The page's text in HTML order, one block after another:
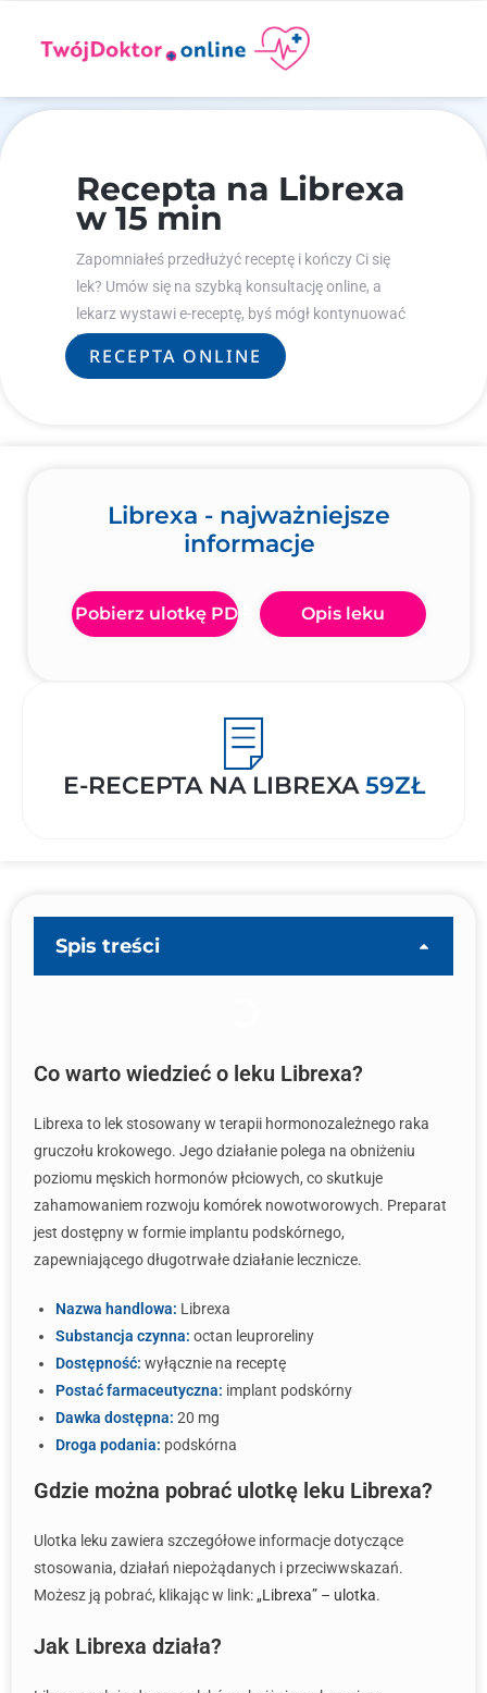
Recepta na Librexa
w 15 min
Zapomniałeś przedłużyć receptę i kończy Ci się
lek? Umów się na szybką konsultację online, a
lekarz wystawi e-receptę, byś mógł kontynuować
leczenie.
RECEPTA ONLINE
Librexa - najważniejsze
informacje
Pobierz ulotkę PDF Opis leku
E-RECEPTA NA LIBREXA59ZŁ
Spis treści
Co warto wiedzieć o leku Librexa?
Librexa to lek stosowany w terapii hormonozależnego raka
gruczołu krokowego. Jego działanie polega na obniżeniu
poziomu męskich hormonów płciowych, co skutkuje
zahamowaniem rozwoju komórek nowotworowych. Preparat
jest dostępny w formie implantu podskórnego,
zapewniającego długotrwałe działanie lecznicze.
Nazwa handlowa: Librexa
Substancja czynna: octan leuproreliny
Dostępność: wyłącznie na receptę
Postać farmaceutyczna: implant podskórny
Dawka dostępna: 20 mg
Droga podania: podskórna
Gdzie można pobrać ulotkę leku Librexa?
Ulotka leku zawiera szczegółowe informacje dotyczące
stosowania, działań niepożądanych i przeciwwskazań.
Możesz ją pobrać, klikając w link: „Librexa” – ulotka.
Jak Librexa działa?